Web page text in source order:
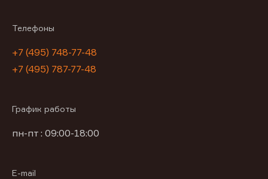
Телефоны
+7 (495) 748-77-48
+7 (495) 787-77-48
График работы
пн-пт : 09:00-18:00
E-mail